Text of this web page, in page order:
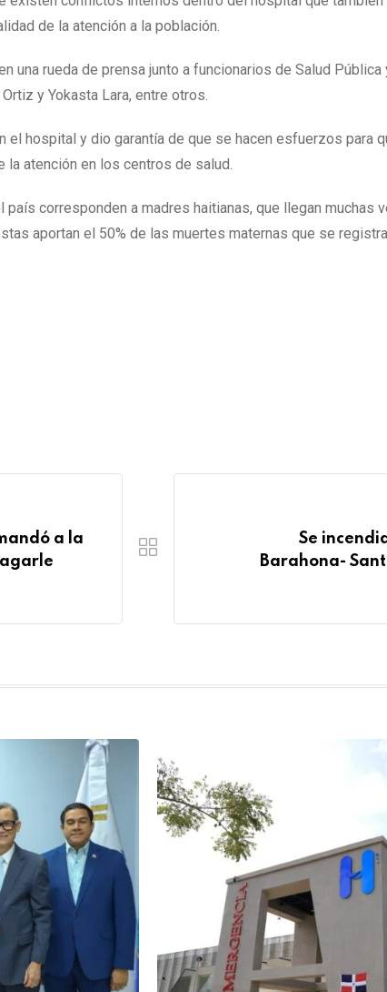
de la atención a la población.
una rueda de prensa junto a funcionarios de Salud
y Yokasta Lara, entre otros.
hospital y dio garantía de que se hacen esfuerzos para
atención en los centros de salud.
corresponden a madres haitianas, que llegan muchas
aportan el 50% de las muertes maternas que se
a la
Se
Barahona-